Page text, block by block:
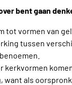
bent gaan
tot vormen van
tussen
want als